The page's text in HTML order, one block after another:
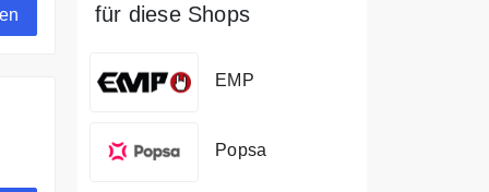
für diese Shops
EMP
Popsa